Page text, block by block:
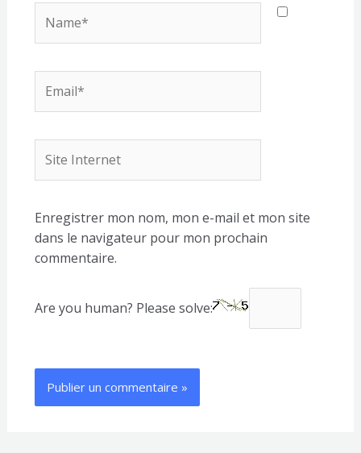
Internet
Enregistrer mon nom, mon e-mail et mon site
dans le navigateur pour mon prochain
commentaire.
Are you human? Please solve: